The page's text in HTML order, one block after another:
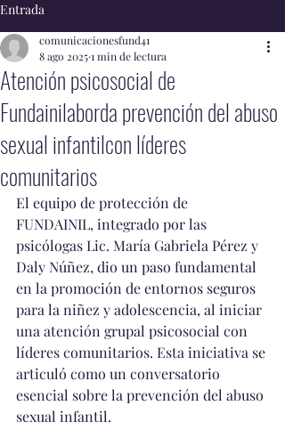
Entrada
Atención psicosocial de
Fundainilaborda prevención del abuso
sexual infantilcon líderes
comunitarios
comunicacionesfund41
8 ago 20251 min de lectura
El equipo de protección de
FUNDAINIL, integrado por las
psicólogas Lic. María Gabriela Pérez y
Daly Núñez, dio un paso fundamental
en la promoción de entornos seguros
para la niñez y adolescencia, al iniciar
una atención grupal psicosocial con
líderes comunitarios. Esta iniciativa se
articuló como un conversatorio
esencial sobre la prevención del abuso
sexual infantil.